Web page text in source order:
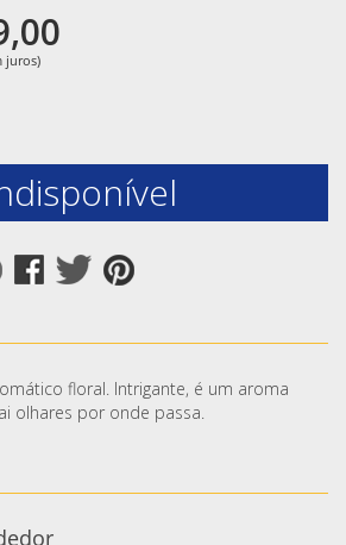
juros)
floral. Intrigante, é um aroma
olhares por onde passa.